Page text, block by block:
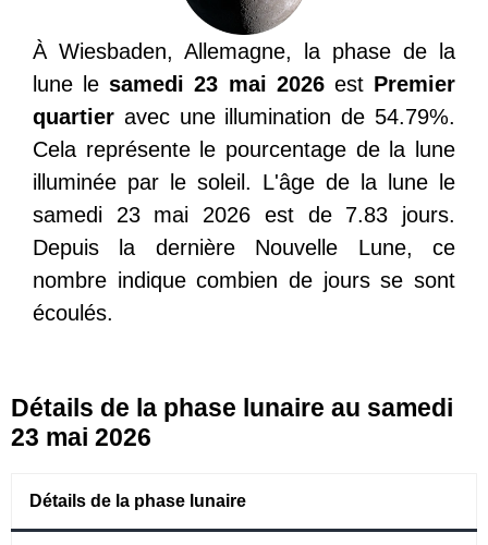
À Wiesbaden, Allemagne, la phase de la
lune lesamedi 23 mai 2026est Premier
quartier avec une illumination de 54.79%.
Cela représente le pourcentage de la lune
illuminée par le soleil. L'âge de la lune le
samedi 23 mai 2026 est de 7.83 jours.
Depuis la dernière Nouvelle Lune, ce
nombre indique combien de jours se sont
écoulés.
Détails de la phase lunaire au samedi
23 mai 2026
Détails de la phase lunaire